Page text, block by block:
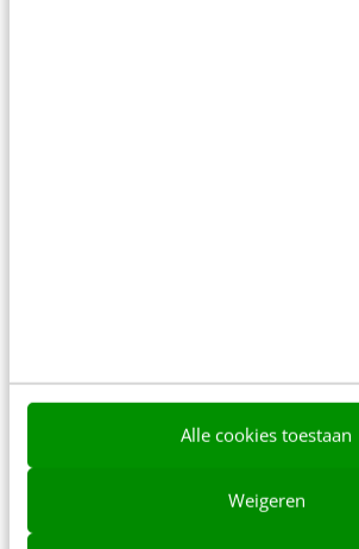
Alle cookies toestaan
Weigeren
Afgelopen dinsdag heeft Prezi
interface en vormgeving
'bubble'. Het menu dat…
Hedwyg van Groenendaal